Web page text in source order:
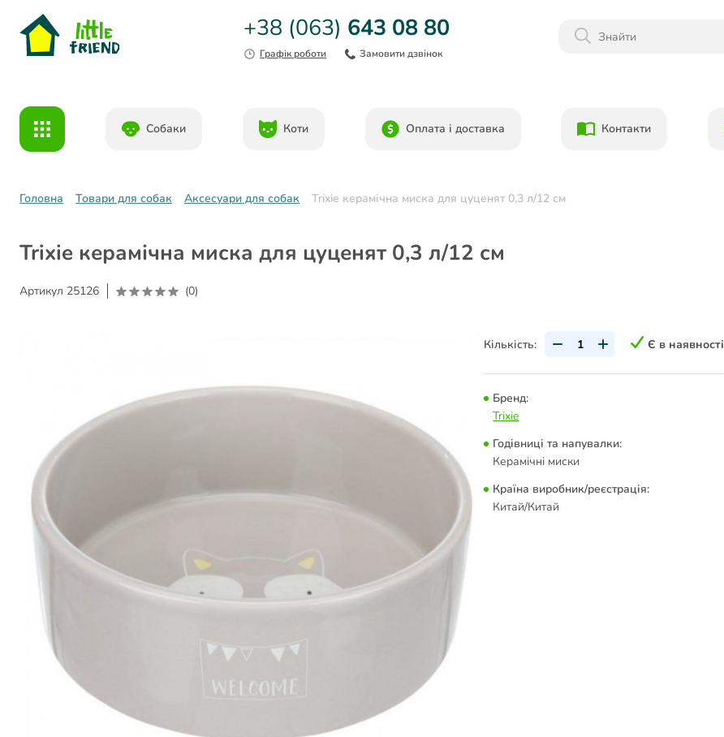
Даруємо 1000гр на бонусний рахунок при реєстрації!)
+38 (063) 643 08 80
Графік роботи Замовити дзвінок
Собаки Коти Оплата і доставка Контакти
Головна Товари для собак Аксесуари для собак Trixie керамічна миска для цуценят 0,3 л/12 см
Trixie керамічна миска для цуценят 0,3 л/12 см
Артикул 25126 (0)
Кількість: Є в наявності
Бренд:
Trixie
Годівниці та напувалки:
Керамічні миски
Країна виробник/реєстрація:
Китай/Китай